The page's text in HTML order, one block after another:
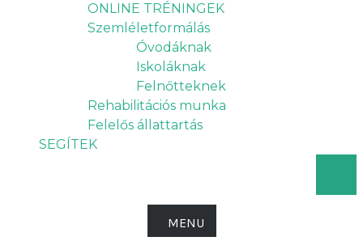
ONLINE TRÉNINGEK
Szemléletformálás
Óvodáknak
Iskoláknak
Felnőtteknek
Rehabilitációs munka
Felelős állattartás
SEGÍTEK
MENU